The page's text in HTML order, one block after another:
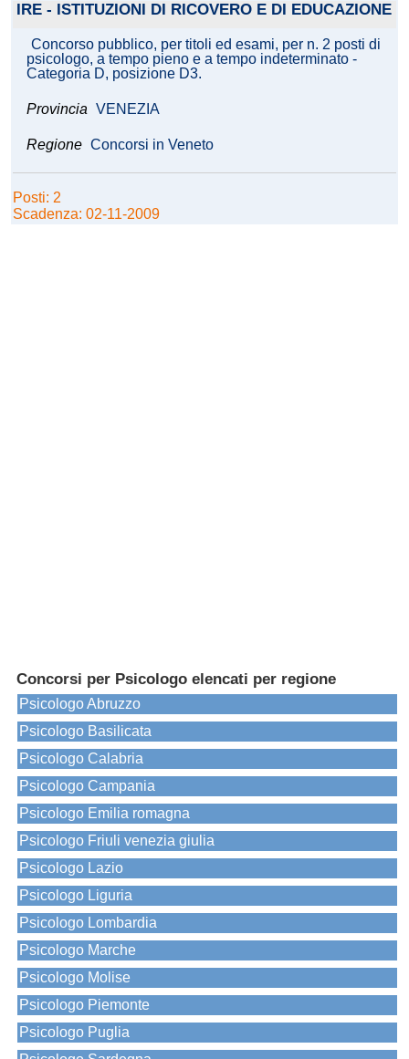
IRE - ISTITUZIONI DI RICOVERO E DI EDUCAZIONE
Concorso pubblico, per titoli ed esami, per n. 2 posti di
psicologo, a tempo pieno e a tempo indeterminato -
Categoria D, posizione D3.
Provincia VENEZIA
Regione Concorsi in Veneto
Posti: 2
Scadenza: 02-11-2009
Concorsi per Psicologo elencati per regione
Psicologo Abruzzo
Psicologo Basilicata
Psicologo Calabria
Psicologo Campania
Psicologo Emilia romagna
Psicologo Friuli venezia giulia
Psicologo Lazio
Psicologo Liguria
Psicologo Lombardia
Psicologo Marche
Psicologo Molise
Psicologo Piemonte
Psicologo Puglia